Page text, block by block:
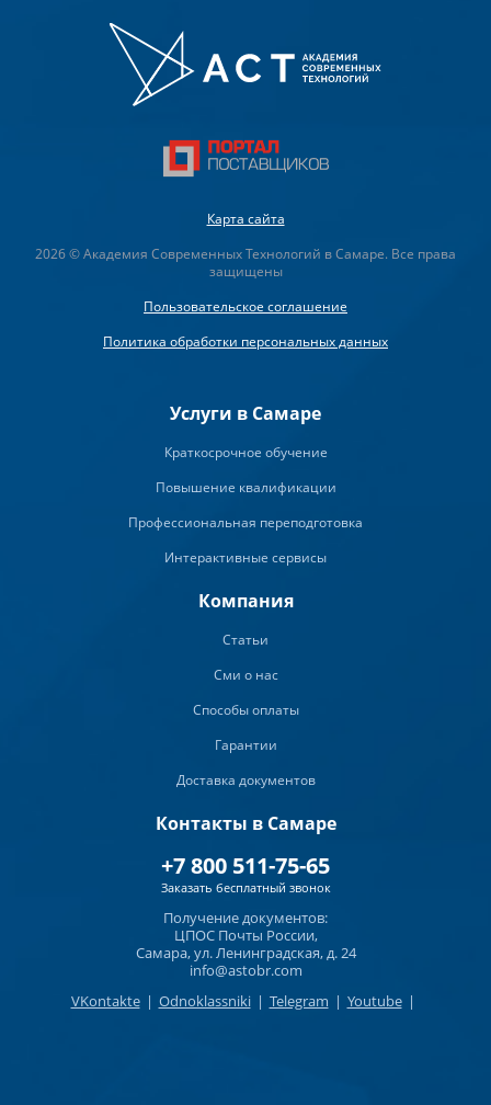
Карта сайта
2026 © Академия Современных Технологий в Самаре. Все права
защищены
Пользовательское соглашение
Политика обработки персональных данных
Услуги в Самаре
Краткосрочное обучение
Повышение квалификации
Профессиональная переподготовка
Интерактивные сервисы
Компания
Статьи
Сми о нас
Способы оплаты
Гарантии
Доставка документов
Контакты в Самаре
+7 800 511-75-65
Заказать бесплатный звонок
Получение документов:
ЦПОС Почты России,
Самара, ул. Ленинградская, д. 24
info@astobr.com
VKontakte | Odnoklassniki | Telegram | Youtube |